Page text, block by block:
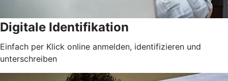
Digitale Identifikation
Einfach per Klick online anmelden, identifizieren und
unterschreiben